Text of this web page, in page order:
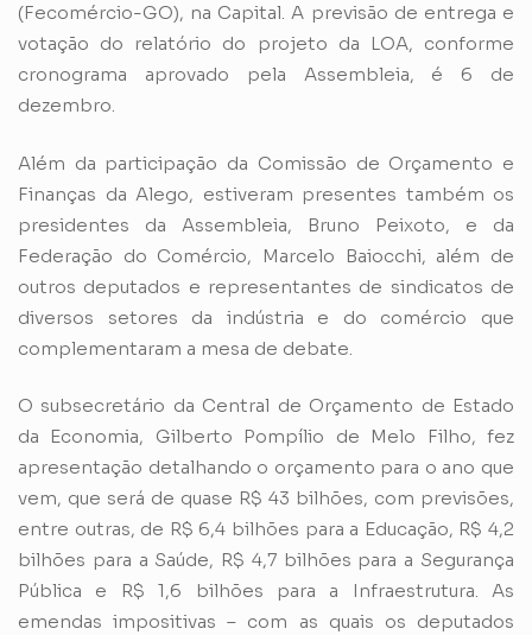
(Fecomércio-GO), na Capital. A previsão de entrega e
votação do relatório do projeto da LOA, conforme
cronograma aprovado pela Assembleia, é 6 de
dezembro.
Além da participação da Comissão de Orçamento e
Finanças da Alego, estiveram presentes também os
presidentes da Assembleia, Bruno Peixoto, e da
Federação do Comércio, Marcelo Baiocchi, além de
outros deputados e representantes de sindicatos de
diversos setores da indústria e do comércio que
complementaram a mesa de debate.
O subsecretário da Central de Orçamento de Estado
da Economia, Gilberto Pompílio de Melo Filho, fez
apresentação detalhando o orçamento para o ano que
vem, que será de quase R$ 43 bilhões, com previsões,
entre outras, de R$ 6,4 bilhões para a Educação, R$ 4,2
bilhões para a Saúde, R$ 4,7 bilhões para a Segurança
Pública e R$ 1,6 bilhões para a Infraestrutura. As
emendas impositivas – com as quais os deputados